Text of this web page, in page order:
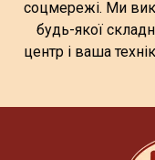
соцмережі. Ми
будь-якої
центр і ваша